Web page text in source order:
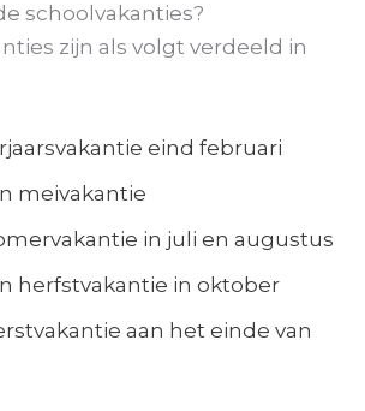
schoolvakanties?
zijn als volgt verdeeld in
eind februari
meivakantie
in juli en augustus
herfstvakantie in oktober
aan het einde van